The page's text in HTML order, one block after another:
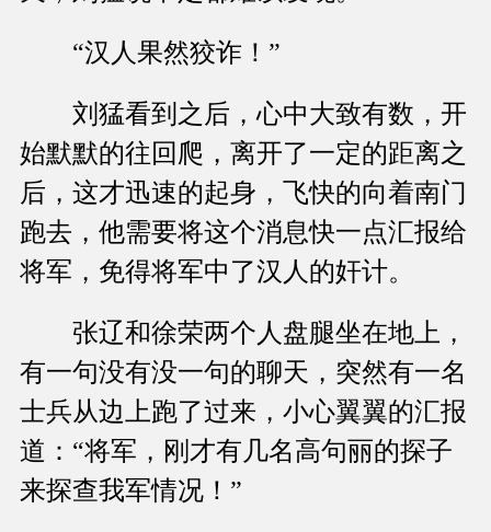
“汉人果然狡诈！”
刘猛看到之后，心中大致有数，开
始默默的往回爬，离开了一定的距离之
后，这才迅速的起身，飞快的向着南门
跑去，他需要将这个消息快一点汇报给
将军，免得将军中了汉人的奸计。
张辽和徐荣两个人盘腿坐在地上，
有一句没有没一句的聊天，突然有一名
士兵从边上跑了过来，小心翼翼的汇报
道：“将军，刚才有几名高句丽的探子
来探查我军情况！”